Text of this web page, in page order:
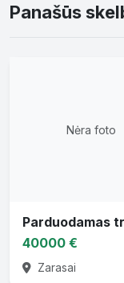
Panašūs
Nėra foto
40000 €
Zarasai